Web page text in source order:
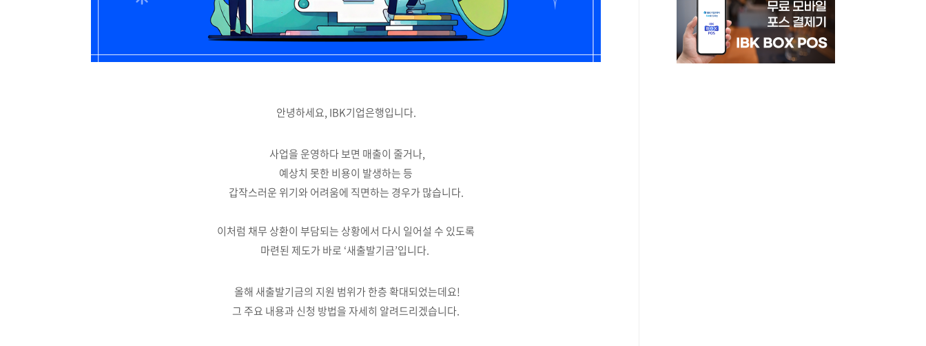
안녕하세요, IBK기업은행입니다.
사업을 운영하다 보면 매출이 줄거나,
예상치 못한 비용이 발생하는 등
갑작스러운 위기와 어려움에 직면하는 경우가 많습니다.
이처럼 채무 상환이 부담되는 상황에서 다시 일어설 수 있도록
마련된 제도가 바로 ‘새출발기금’입니다.
올해 새출발기금의 지원 범위가 한층 확대되었는데요!
그 주요 내용과 신청 방법을 자세히 알려드리겠습니다.